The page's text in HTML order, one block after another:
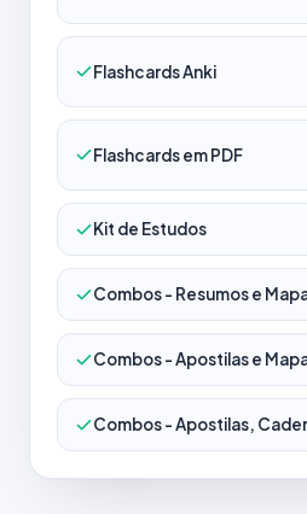
Flashcards Anki
Flashcards em PDF
Kit de Estudos
Combos - Resumos e
Combos - Apostilas e
Combos - Apostilas,